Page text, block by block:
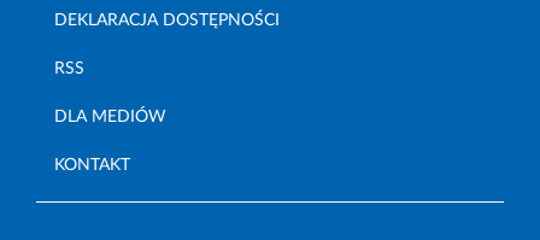
DEKLARACJA DOSTĘPNOŚCI
RSS
DLA MEDIÓW
KONTAKT